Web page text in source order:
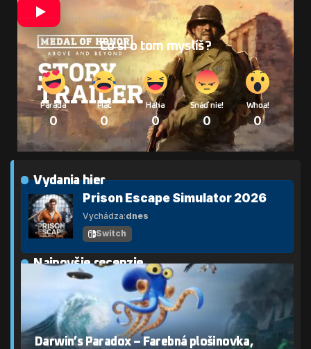
Čo si o tom myslíš?
Paráda
0
Plač
0
Haha
0
Snáď nie!
0
Whoa!
0
Vydania hier
Prison Escape Simulator 2026
Vychádza:dnes
Switch
Najnovšie recenzie
Darwin’s Paradox – Farebná plošinovka,